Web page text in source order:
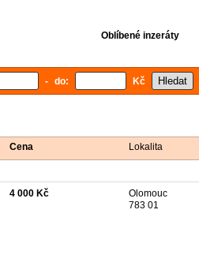
Oblíbené inzeráty
- do: Kč
Cena Lokalita
4 000 Kč
Olomouc
783 01